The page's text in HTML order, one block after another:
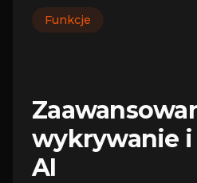
Funkcje
wykrywanie
AI